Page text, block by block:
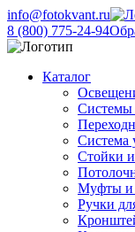
info@fotokvant.ru
8 (800) 775-24-94
Каталог
Системы
Система
Стойки
Муфты и
Ручки